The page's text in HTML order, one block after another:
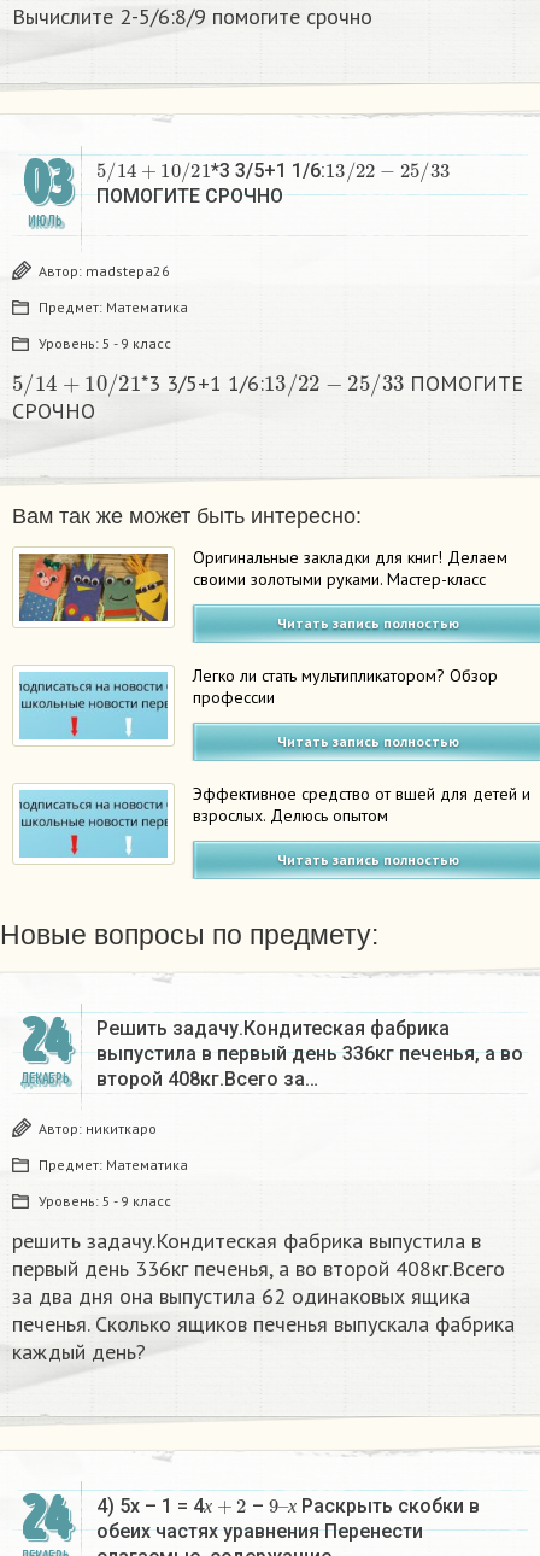
Вычислите 2-5/6:8/9 помогите срочно
03
ИЮЛЬ
5/14+ 10/21 *3 3/5+1 1/6:13/22−25/33
ПОМОГИТЕ СРОЧНО
Автор: madstepa26
Предмет: Математика
Уровень: 5 - 9 класс
5 /14 /21 *3 3/5+1 1/6: 13 /22 25/33
ПОМОГИТЕ
СРОЧНО
Вам так же может быть интересно:
Оригинальные закладки для книг! Делаем
своими золотыми руками. Мастер-класс
Читать запись полностью
Легко ли стать мультипликатором? Обзор
профессии
Читать запись полностью
Эффективное средство от вшей для детей и
взрослых. Делюсь опытом
Читать запись полностью
Новые вопросы по предмету:
24
ДЕКАБРЬ
Решить задачу.Кондитеская фабрика
выпустила в первый день 336кг печенья, а во
второй 408кг.Всего за…
Автор: никиткаро
Предмет: Математика
Уровень: 5 - 9 класс
решить задачу.Кондитеская фабрика выпустила в
первый день 336кг печенья, а во второй 408кг.Всего
за два дня она выпустила 62 одинаковых ящика
печенья. Сколько ящиков печенья выпускала фабрика
каждый день?
24 4) 5х – 1 = 4х
х+2 – х
9–
х
Раскрыть скобки в
обеих частях уравнения Перенести